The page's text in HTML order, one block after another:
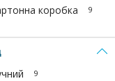
коробка 9
9